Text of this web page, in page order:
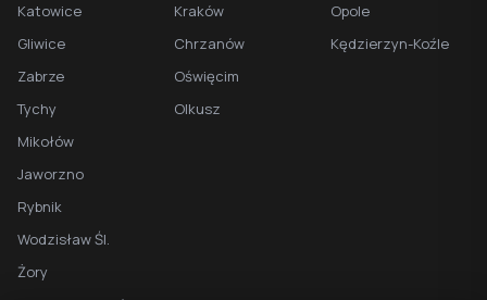
Katowice
Gliwice
Zabrze
Tychy
Mikołów
Jaworzno
Rybnik
Wodzisław Śl.
Żory
Kraków
Chrzanów
Oświęcim
Olkusz
Opole
Kędzierzyn-Koźle